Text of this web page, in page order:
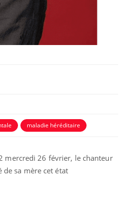
maladie héréditaire
mercredi 26 février, le chanteur
sa mère cet étatFortes chaleurs :
pourquoi le risque de